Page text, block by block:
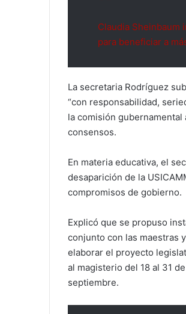
Claudia Sheinbaum
para beneficiar a
La secretaria Rodríguez
“con responsabilidad,
la comisión
consensos.
En materia educativa, el
desaparición de la
compromisos de gobierno.
Explicó que se propuso
conjunto con las maestras
elaborar el proyecto
al magisterio del 18 al 31
septiembre.